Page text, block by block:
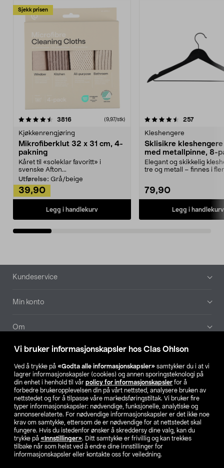
Vi bruker informasjonskapsler hos Clas Ohlson
Ved å trykke på «Godta alle informasjonskapsler» samtykker du i at vi
lagrer informasjonskapsler (cookies) og annen sporingsteknologi på
din enhet i henhold til vår policy for informasjonskapsler for å
forbedre brukeropplevelsen din på vårt nettsted, analysere bruken av
nettstedet og for å tilpasse våre markedsføringstiltak. Vi bruker fire
typer informasjonskapsler: nødvendige, funksjonelle, analytiske og
annonserelaterte. For nødvendige informasjonskapsler er det ikke noe
krav om samtykke, ettersom de er nødvendige for at nettstedet skal
fungere. Hvis du istedenfor ønsker å skreddersy dine valg, kan du
trykke på «Innstillinger». Ditt samtykke er frivillig og kan trekkes
tilbake når som helst ved å endre dine innstillinger for
informasjonskapsler eller kontakte oss for veiledning.
Sjekk prisen
3816anmeldelser(9,97/stk)
Kjøkkenrengjøring
Mikrofiberklut 32 x 31 cm, 4-
pakning
Kåret til «soleklar favoritt» i
svenske Afton...
Utførelse: Grå/beige
39,90
Legg i handlekurv
4.5av 5 stjerner 257
Kleshengere
Sklisikre
med metallpinne, 8-
Elegant og skikkelig
tre og metall – finnes i
79,90
Legg i handlekurv
4.5av 5 stjerner
Bunntekst
Kundeservice
Min konto
Om
Aktuelt
Våre selskaper
Finn din butikk
SE NO FI